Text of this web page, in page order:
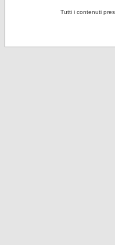
Tutti i contenuti